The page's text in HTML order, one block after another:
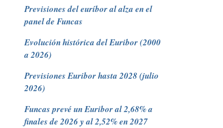
Previsiones del euríbor al alza en el
panel de Funcas
Evolución histórica del Euribor (2000
a 2026)
Previsiones Euribor hasta 2028 (julio
2026)
Funcas prevé un Euribor al 2,68% a
finales de 2026 y al 2,52% en 2027